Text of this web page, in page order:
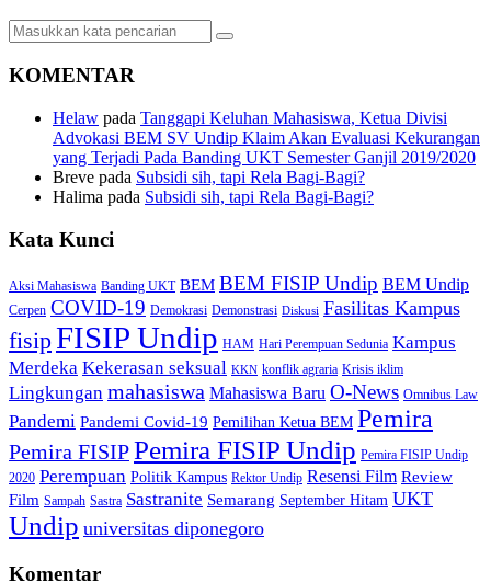
KOMENTAR
Helaw pada Tanggapi Keluhan Mahasiswa, Ketua Divisi
Advokasi BEM SV Undip Klaim Akan Evaluasi Kekurangan
yang Terjadi Pada Banding UKT Semester Ganjil 2019/2020
Breve pada Subsidi sih, tapi Rela Bagi-Bagi?
Halima pada Subsidi sih, tapi Rela Bagi-Bagi?
Kata Kunci
Aksi Mahasiswa Banding UKT BEM BEM FISIP Undip BEM Undip
Cerpen COVID-19 Demokrasi Demonstrasi Diskusi Fasilitas Kampus
fisipFISIP Undip HAM Hari Perempuan Sedunia Kampus
Merdeka Kekerasan seksual KKN konflik agraria Krisis iklim
Lingkungan mahasiswa Mahasiswa Baru O-News Omnibus Law
Pandemi Pandemi Covid-19 Pemilihan Ketua BEM Pemira
Pemira FISIPPemira FISIP Undip Pemira FISIP Undip
2020 Perempuan Politik Kampus Rektor Undip Resensi Film Review
Film Sampah Sastra Sastranite Semarang September Hitam UKT
Undip universitas diponegoro
Komentar